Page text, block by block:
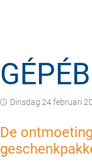
dinsdag 24 februari
De